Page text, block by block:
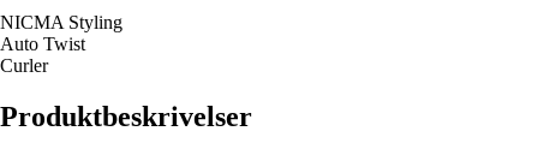
NICMA Styling
Auto Twist
Curler
Produktbeskrivelser